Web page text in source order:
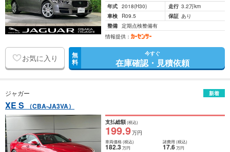
年式 2018(H30) 走行 3.2万km
車検
R09.5 保証 あり
整備 定期点検整備有
情報提供：
お気に入り 無
料
今すぐ
在庫確認・見積依頼
ジャガー 新着
XE S （CBA-JA3VA）
支払総額(税込)
199.9万円
車両価格(税込)
182.3万円
諸費用 (税込)
17.6 万円